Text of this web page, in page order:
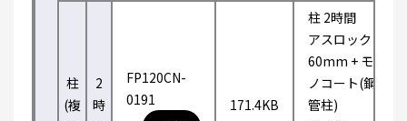
柱
(複
2
時
FP120CN-
0191
171.4KB
柱 2時間
アスロック
60mm + モ
ノコート(鋼
管柱)